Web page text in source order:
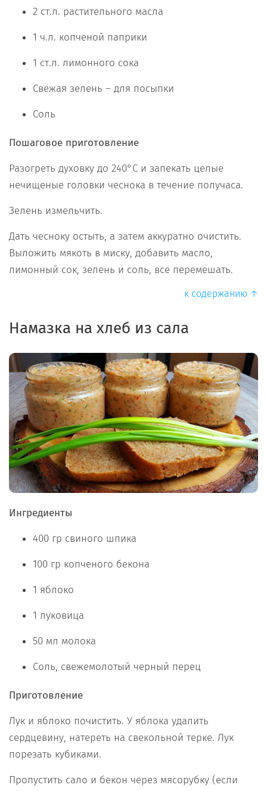
2 ст.л. растительного масла
1 ч.л. копченой паприки
1 ст.л. лимонного сока
Свежая зелень – для посыпки
Соль
Пошаговое приготовление
Разогреть духовку до 240°С и запекать целые
нечищеные головки чеснока в течение получаса.
Зелень измельчить.
Дать чесноку остыть, а затем аккуратно очистить.
Выложить мякоть в миску, добавить масло,
лимонный сок, зелень и соль, все перемешать.
к содержанию ↑
Намазка на хлеб из сала
Ингредиенты
400 гр свиного шпика
100 гр копченого бекона
1 яблоко
1 луковица
50 мл молока
Соль, свежемолотый черный перец
Приготовление
Лук и яблоко почистить. У яблока удалить
сердцевину, натереть на свекольной терке. Лук
порезать кубиками.
Пропустить сало и бекон через мясорубку (если